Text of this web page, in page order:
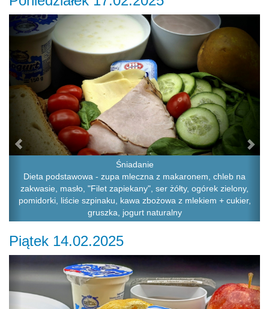
Śniadanie
Dieta podstawowa - zupa mleczna z makaronem, chleb na
zakwasie, masło, "Filet zapiekany", ser żółty, ogórek zielony,
pomidorki, liście szpinaku, kawa zbożowa z mlekiem + cukier,
gruszka, jogurt naturalny
Previous
Piątek 14.02.2025
Previous